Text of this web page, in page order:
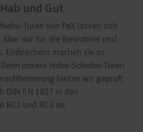
und Gut
Türen von PaX lassen sich
nur für die Bewohner und
Einbrechern machen sie es
unsere Hebe-Schiebe-Türen
bieten wir geprüft
DIN EN 1627 in den
und RC3 an.